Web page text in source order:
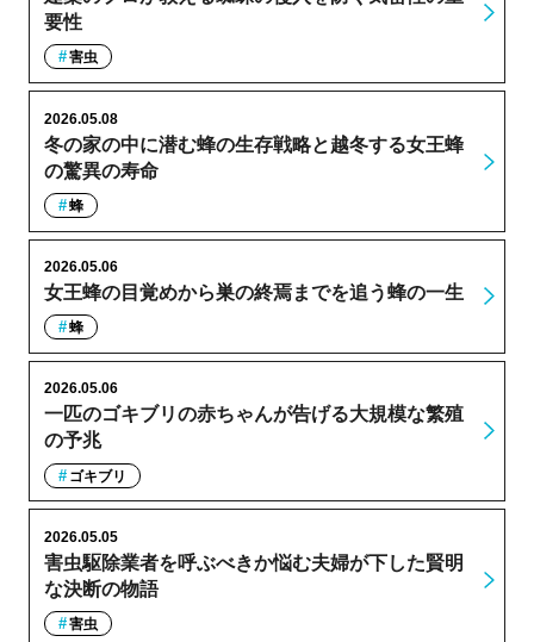
要性
害虫
冬の家の中に潜む蜂の生存戦略と越冬する女王蜂
の驚異の寿命
2026.05.08
蜂
女王蜂の目覚めから巣の終焉までを追う蜂の一生
2026.05.06
蜂
一匹のゴキブリの赤ちゃんが告げる大規模な繁殖
の予兆
2026.05.06
ゴキブリ
害虫駆除業者を呼ぶべきか悩む夫婦が下した賢明
な決断の物語
2026.05.05
害虫